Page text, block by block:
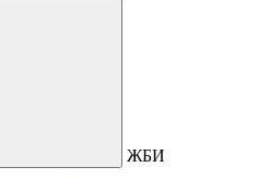
ЖБИ